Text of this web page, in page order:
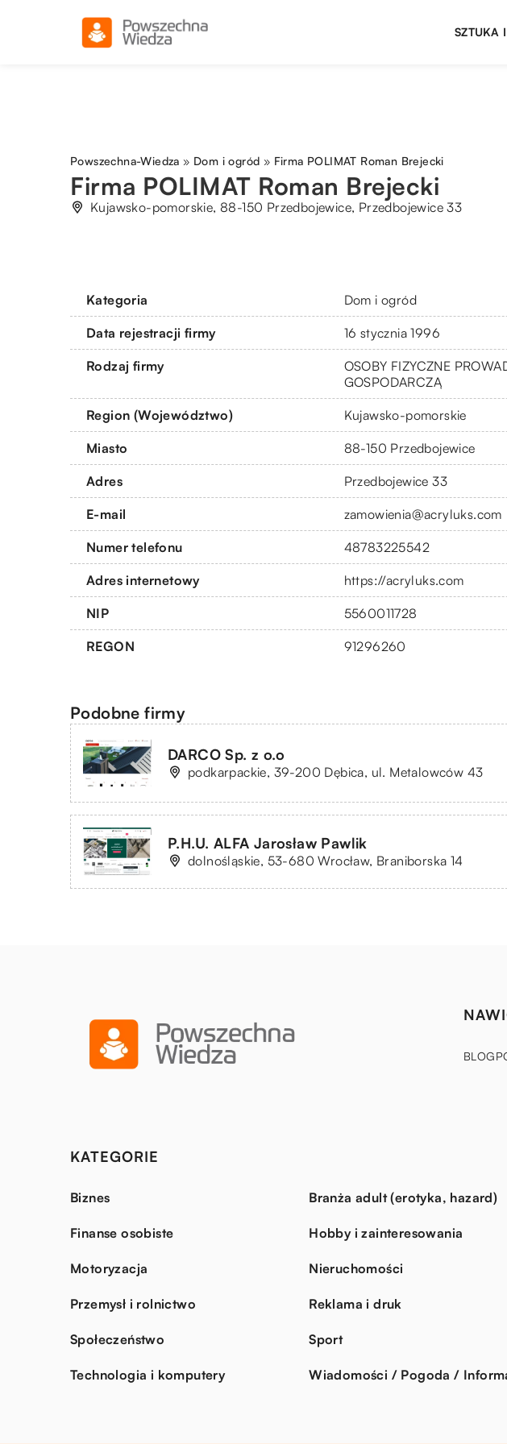
SZTUKA
Powszechna-Wiedza » Dom i ogród » Firma POLIMAT Roman Brejecki
Firma POLIMAT Roman Brejecki
Kujawsko-pomorskie, 88-150 Przedbojewice, Przedbojewice 33
Kategoria Dom i ogród
Data rejestracji firmy 16 stycznia 1996
Rodzaj firmy
OSOBY FIZYCZNE
GOSPODARCZĄ
Region (Województwo) Kujawsko-pomorskie
Miasto 88-150 Przedbojewice
Adres Przedbojewice 33
E-mail zamowienia@acryluks.com
Numer telefonu 48783225542
Adres internetowy https://acryluks.com
NIP 5560011728
REGON 91296260
Podobne firmy
DARCO Sp. z o.o
podkarpackie, 39-200 Dębica, ul. Metalowców 43
P.H.U. ALFA Jarosław Pawlik
dolnośląskie, 53-680 Wrocław, Braniborska 14
BLOG
KATEGORIE
Biznes Branża adult (erotyka, hazard)
Finanse osobiste Hobby i zainteresowania
Motoryzacja Nieruchomości
Przemysł i rolnictwo Reklama i druk
Społeczeństwo Sport
Technologia i komputery Wiadomości / Pogoda /